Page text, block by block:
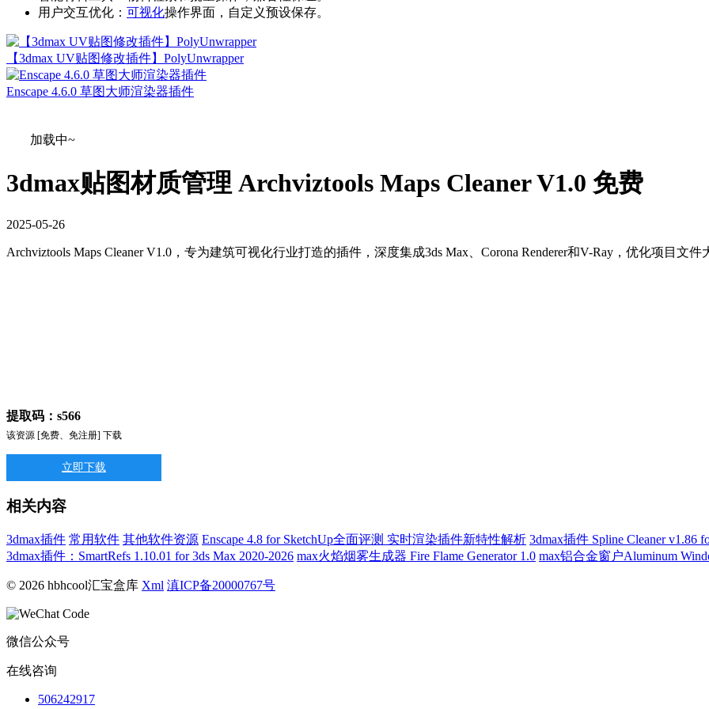
用户交互优化： 可视化操作界面，自定义预设保存。
【3dmax UV贴图修改插件】PolyUnwrapper
Enscape 4.6.0 草图大师渲染器插件
加载中~
3dmax贴图材质管理 Archviztools Maps Cleaner V1.0 免费
2025-05-26
Archviztools Maps Cleaner V1.0，专为建筑可视化行业打造的插件，深度集成3ds Max、Corona Renderer和V-Ray，优化项目文件
提取码：s566
该资源 [免费、免注册] 下载
立即下载
相关内容
3dmax插件 常用软件 其他软件资源 Enscape 4.8 for SketchUp全面评测 实时渲染插件新特性解析 3dmax插件 Spline Cleaner v1.86
3dmax插件：SmartRefs 1.10.01 for 3ds Max 2020-2026 max火焰烟雾生成器 Fire Flame Generator 1.0 max铝合金窗户Aluminum
© 2026 hbhcool汇宝盒库 Xml 滇ICP备20000767号
微信公众号
在线咨询
506242917